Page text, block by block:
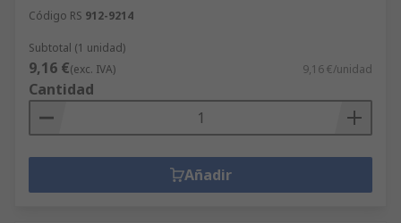
Código RS 912-9214
Subtotal (1 unidad)
9,16 €(exc. IVA) 9,16 €/unidad
Cantidad
Añadir